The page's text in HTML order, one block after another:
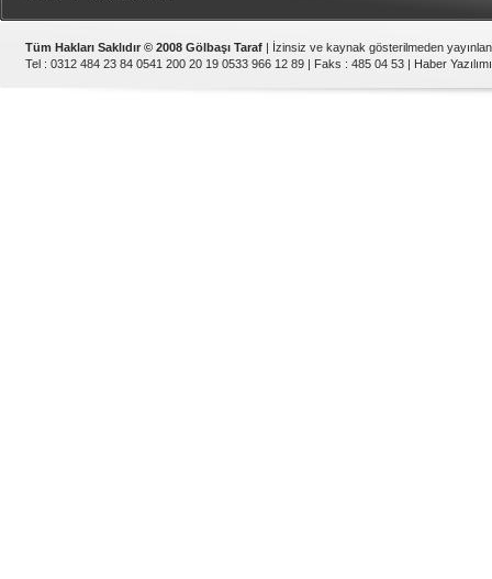
Tüm Hakları Saklıdır © 2008 Gölbaşı Taraf | İzinsiz ve kaynak gösterilmeden
Tel : 0312 484 23 84 0541 200 20 19 0533 966 12 89 | Faks : 485 04 53 | Haber Yazılımı